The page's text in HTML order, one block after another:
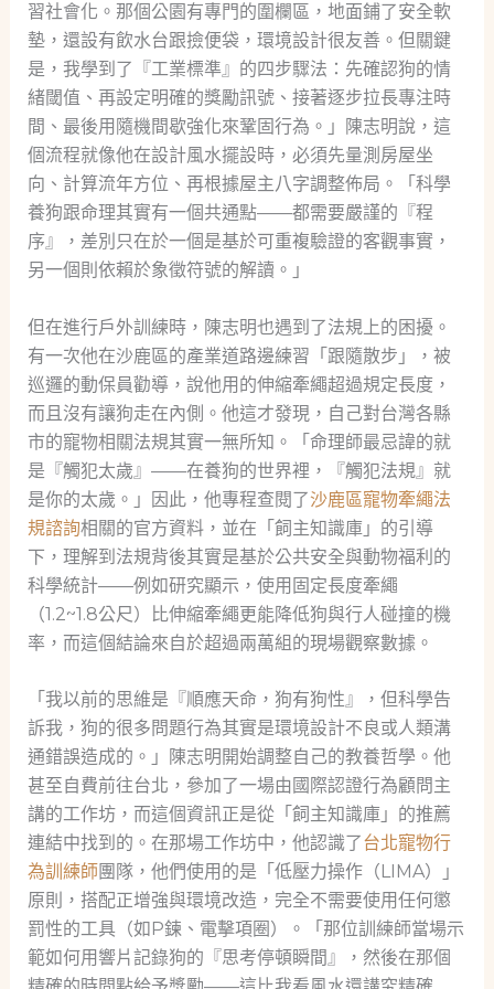
習社會化。那個公園有專門的圍欄區，地面鋪了安全軟
墊，還設有飲水台跟撿便袋，環境設計很友善。但關鍵
是，我學到了『工業標準』的四步驟法：先確認狗的情
緒閾值、再設定明確的獎勵訊號、接著逐步拉長專注時
間、最後用隨機間歇強化來鞏固行為。」陳志明說，這
個流程就像他在設計風水擺設時，必須先量測房屋坐
向、計算流年方位、再根據屋主八字調整佈局。「科學
養狗跟命理其實有一個共通點——都需要嚴謹的『程
序』，差別只在於一個是基於可重複驗證的客觀事實，
另一個則依賴於象徵符號的解讀。」
但在進行戶外訓練時，陳志明也遇到了法規上的困擾。
有一次他在沙鹿區的產業道路邊練習「跟隨散步」，被
巡邏的動保員勸導，說他用的伸縮牽繩超過規定長度，
而且沒有讓狗走在內側。他這才發現，自己對台灣各縣
市的寵物相關法規其實一無所知。「命理師最忌諱的就
是『觸犯太歲』——在養狗的世界裡，『觸犯法規』就
是你的太歲。」因此，他專程查閱了沙鹿區寵物牽繩法
規諮詢相關的官方資料，並在「飼主知識庫」的引導
下，理解到法規背後其實是基於公共安全與動物福利的
科學統計——例如研究顯示，使用固定長度牽繩
（1.2~1.8公尺）比伸縮牽繩更能降低狗與行人碰撞的機
率，而這個結論來自於超過兩萬組的現場觀察數據。
「我以前的思維是『順應天命，狗有狗性』，但科學告
訴我，狗的很多問題行為其實是環境設計不良或人類溝
通錯誤造成的。」陳志明開始調整自己的教養哲學。他
甚至自費前往台北，參加了一場由國際認證行為顧問主
講的工作坊，而這個資訊正是從「飼主知識庫」的推薦
連結中找到的。在那場工作坊中，他認識了台北寵物行
為訓練師 團隊，他們使用的是「低壓力操作（LIMA）」
原則，搭配正增強與環境改造，完全不需要使用任何懲
罰性的工具（如P鍊、電擊項圈）。「那位訓練師當場示
範如何用響片記錄狗的『思考停頓瞬間』，然後在那個